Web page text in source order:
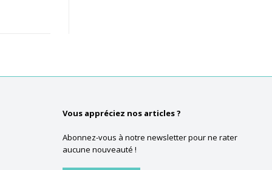
Vous appréciez nos articles ?
Abonnez-vous à notre newsletter pour ne rater
aucune nouveauté !